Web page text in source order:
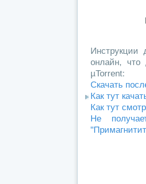
Инструкции
онлайн, что
µTorrent:
Скачать
Как тут
Как тут
Не